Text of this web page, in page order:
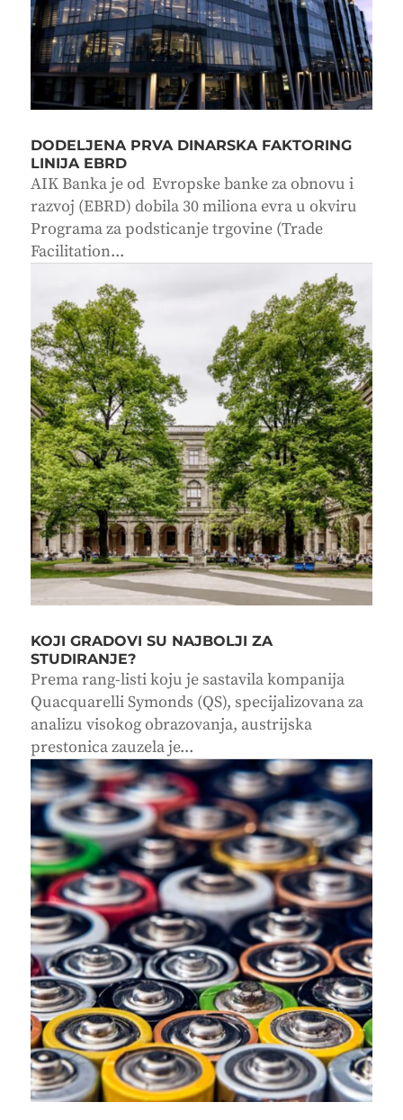
DODELJENA PRVA DINARSKA FAKTORING
LINIJA EBRD
AIK Banka je od Evropske banke za obnovu i
razvoj (EBRD) dobila 30 miliona evra u okviru
Programa za podsticanje trgovine (Trade
Facilitation...
KOJI GRADOVI SU NAJBOLJI ZA
STUDIRANJE?
Prema rang-listi koju je sastavila kompanija
Quacquarelli Symonds (QS), specijalizovana za
analizu visokog obrazovanja, austrijska
prestonica zauzela je...